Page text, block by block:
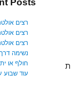
Posts
רצים אולטרה
רצים אולטרה
רצים אולטרה
נשימה
חולף או
עוד שבוע